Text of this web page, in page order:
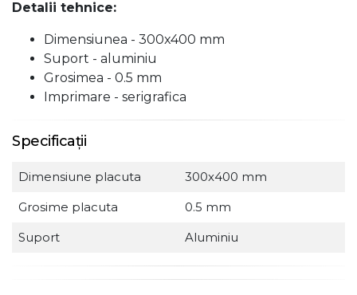
Detalii tehnice:
Dimensiunea - 300x400 mm
Suport - aluminiu
Grosimea - 0.5 mm
Imprimare - serigrafica
Specificații
Dimensiune placuta
300x400 mm
Grosime placuta
0.5 mm
Suport
Aluminiu